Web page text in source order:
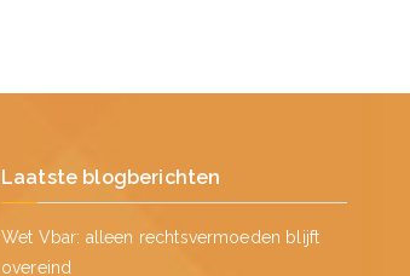
Laatste blogberichten
Wet Vbar: alleen rechtsvermoeden blijft
overeind